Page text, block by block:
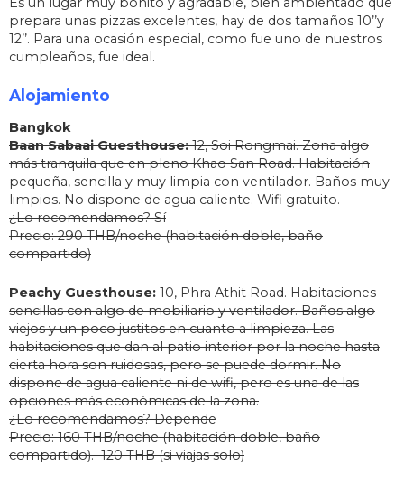
prepara unas pizzas excelentes, hay de dos tamaños 10’’y
12’’. Para una ocasión especial, como fue uno de nuestros
cumpleaños, fue ideal.
Alojamiento
Bangkok
Baan Sabaai Guesthouse:12, Soi Rongmai. Zona algo
más tranquila que en pleno Khao San Road. Habitación
pequeña, sencilla y muy limpia con ventilador. Baños muy
limpios. No dispone de agua caliente. Wifi gratuito.
¿Lo recomendamos? Sí
Precio: 290 THB/noche (habitación doble, baño
compartido)
Peachy Guesthouse:10, Phra Athit Road. Habitaciones
sencillas con algo de mobiliario y ventilador. Baños algo
viejos y un poco justitos en cuanto a limpieza. Las
habitaciones que dan al patio interior por la noche hasta
cierta hora son ruidosas, pero se puede dormir. No
dispone de agua caliente ni de wifi, pero es una de las
opciones más económicas de la zona.
¿Lo recomendamos? Depende
Precio: 160 THB/noche (habitación doble, baño
compartido). 120 THB (si viajas solo)